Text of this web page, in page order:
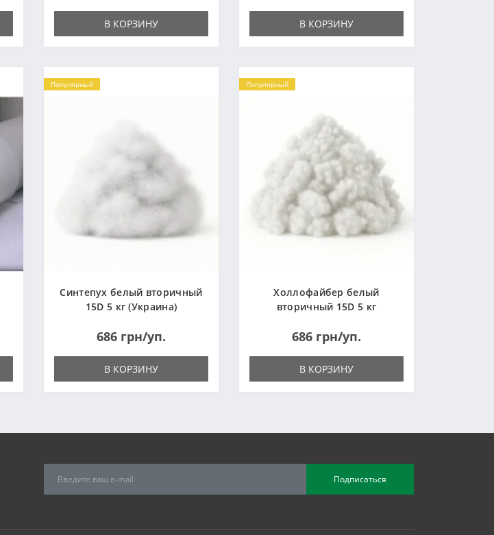
В КОРЗИНУ В КОРЗИНУ
Популярный
Синтепух белый вторичный
15D 5 кг (Украина)
686 грн/уп.
В КОРЗИНУ
Популярный
Холлофайбер белый
вторичный 15D 5 кг
686 грн/уп.
В КОРЗИНУ
Подписаться